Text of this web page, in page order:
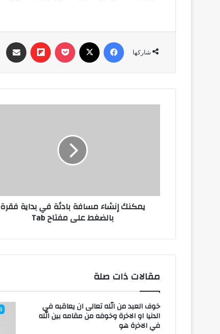
شاركها
فيسبوك ‫Pocket
Flipboard
على
يمكنك إنشاء مسافة بادئة في بداية فقرة
بالضغط على مفتاح Tab
مقالات ذات صلة
خوف العبد من الله تعالى ان يعاقبه في
الدنيا او الاخرة وخوفه من مقامه بين الله
في الاخرة هو